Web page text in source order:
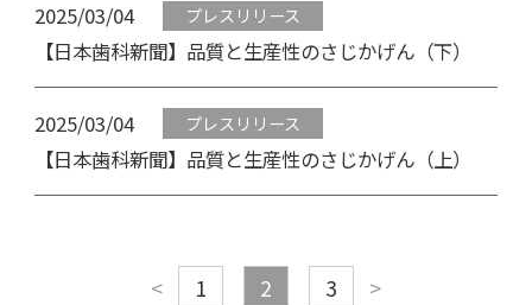
2025/03/04 プレスリリース
【日本歯科新聞】品質と生産性のさじかげん（下）
2025/03/04 プレスリリース
【日本歯科新聞】品質と生産性のさじかげん（上）
< 1 2 3 >